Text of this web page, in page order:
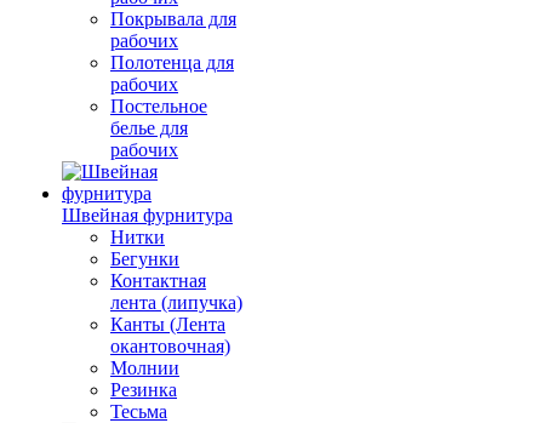
Покрывала для
рабочих
Полотенца для
рабочих
Постельное
белье для
рабочих
Швейная фурнитура
Нитки
Бегунки
Контактная
лента (липучка)
Канты (Лента
окантовочная)
Молнии
Резинка
Тесьма